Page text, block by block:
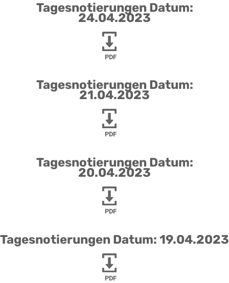
Tagesnotierungen Datum:
24.04.2023
PDF
Tagesnotierungen Datum:
21.04.2023
PDF
Tagesnotierungen Datum:
20.04.2023
PDF
Tagesnotierungen Datum: 19.04.2023
PDF